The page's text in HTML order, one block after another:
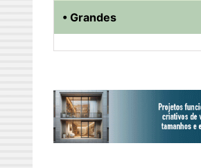
• Grandes